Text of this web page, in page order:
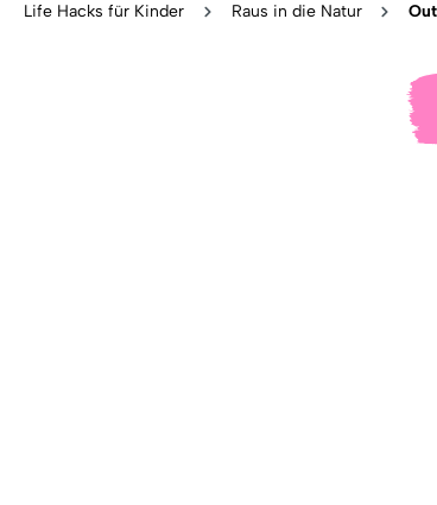
Life Hacks für Kinder Raus in die Natur